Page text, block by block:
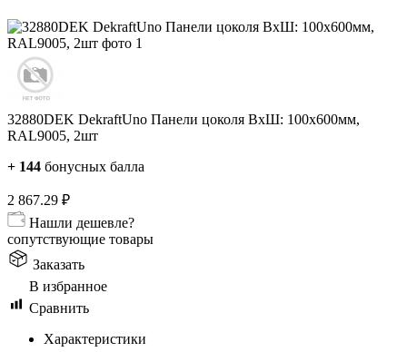
32880DEK DekraftUno Панели цоколя ВхШ: 100х600мм,
RAL9005, 2шт
+ 144 бонусных балла
2 867.29 ₽
Нашли дешевле?
сопутствующие товары
Заказать
В избранное
Сравнить
Характеристики